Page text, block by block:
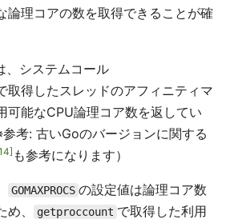
論理コアの数を取得できることが確
、システムコール
取得したスレッドのアフィニティマ
可能なCPU論理コア数を返してい
考: 古いGoのバージョンに関する
も参考になります）
GOMAXPROCS の設定値は論理コア数
、
getproccount で取得した利用